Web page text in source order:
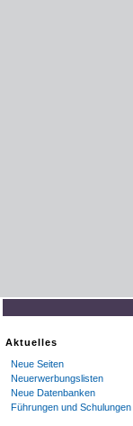
Aktuelles
Neue Seiten
Neuerwerbungslisten
Neue Datenbanken
Führungen und Schulungen